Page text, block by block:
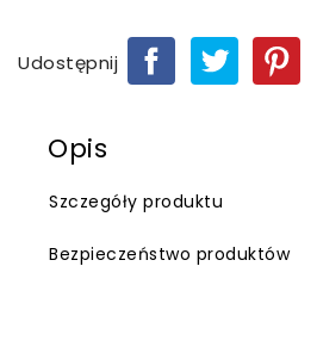
Udostępnij
Opis
Szczegóły produktu
Bezpieczeństwo produktów